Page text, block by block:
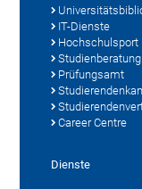
IT-Dienste
Hochschulsport
Studienberatung
Prüfungsamt
Career Centre
Dienste